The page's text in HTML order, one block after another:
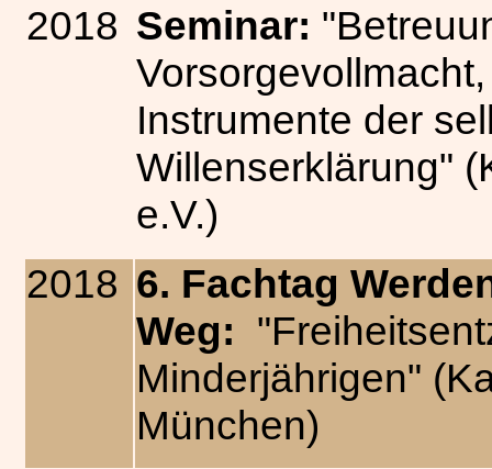
2018 Seminar:
Instrumente der
Willenserklärung"
e.V.)
2018 6. Fachtag
Weg:
Minderjährigen"
München)